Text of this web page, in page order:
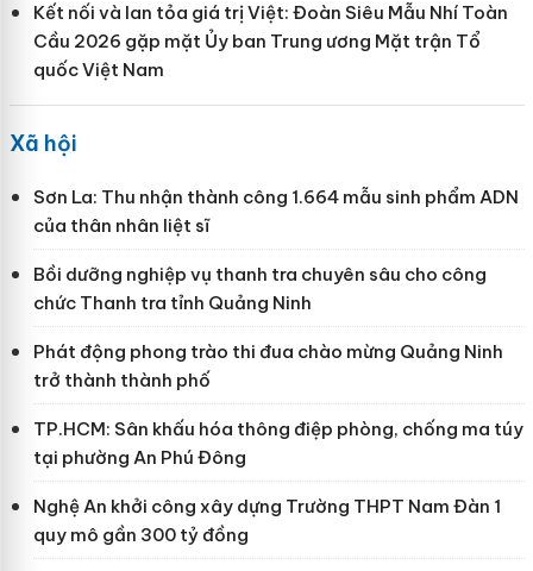
Kết nối và lan tỏa giá trị Việt: Đoàn Siêu Mẫu Nhí Toàn
Cầu 2026 gặp mặt Ủy ban Trung ương Mặt trận Tổ
quốc Việt Nam
Xã hội
Sơn La: Thu nhận thành công 1.664 mẫu sinh phẩm ADN
của thân nhân liệt sĩ
Bồi dưỡng nghiệp vụ thanh tra chuyên sâu cho công
chức Thanh tra tỉnh Quảng Ninh
Phát động phong trào thi đua chào mừng Quảng Ninh
trở thành thành phố
TP.HCM: Sân khấu hóa thông điệp phòng, chống ma túy
tại phường An Phú Đông
Nghệ An khởi công xây dựng Trường THPT Nam Đàn 1
quy mô gần 300 tỷ đồng